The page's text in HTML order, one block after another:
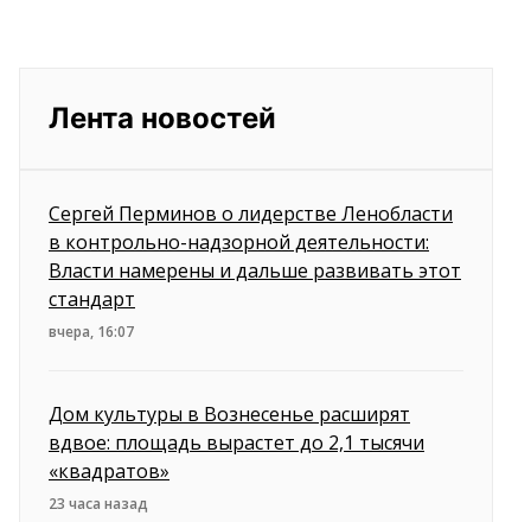
Лента новостей
Сергей Перминов о лидерстве Ленобласти
в контрольно-надзорной деятельности:
Власти намерены и дальше развивать этот
стандарт
вчера, 16:07
Дом культуры в Вознесенье расширят
вдвое: площадь вырастет до 2,1 тысячи
«квадратов»
23 часа назад